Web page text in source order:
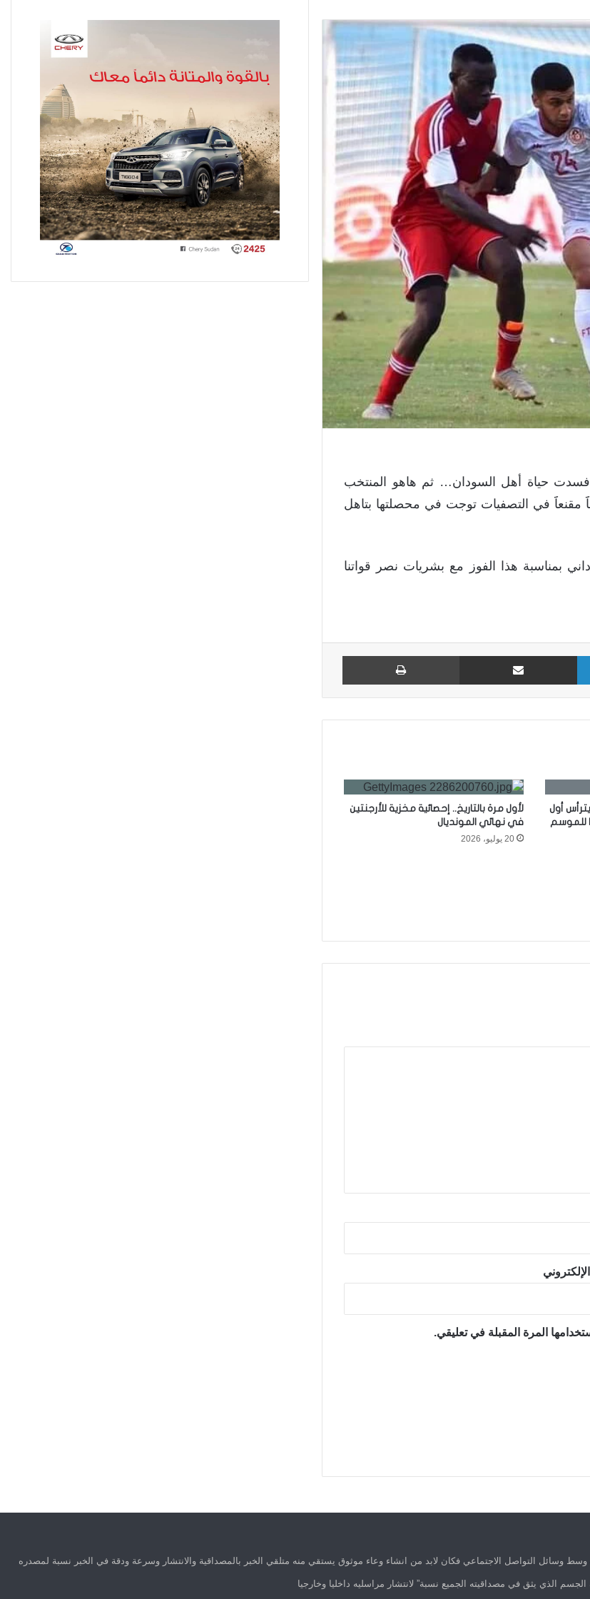
حياة أهل السودان… ثم هاهو المنتخب
مقنعاََ في التصفيات توجت في محصلتها بتاهل
بمناسبة هذا الفوز مع بشريات نصر قواتنا
لينكدإن مشاركة عبر البريد طباعة
أول
للموسم
لأول مرة بالتاريخ.. إحصائية مخزية للأرجنتين
في نهائي المونديال
20 يوليو، 2026
المرة المقبلة في تعليقي.
وسائل التواصل الاجتماعي فكان لابد من انشاء وعاء موثوق يستقي منه متلقي الخبر بالمصداقية والانتشار وسرعة ودقة في الخبر نسبة لمصدره
الذي يثق في مصداقيته الجميع نسبة” لانتشار مراسليه داخليا وخارجيا